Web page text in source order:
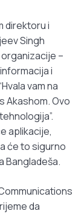
direktoru i
Singh
–
i
vam na
Akashom. Ovo
aplikacije,
će to sigurno
Bangladeša.
da